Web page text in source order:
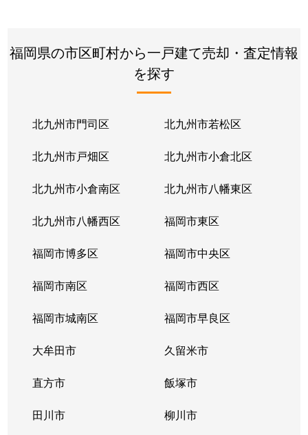
福岡県の市区町村から一戸建て売却・査定情報
を探す
北九州市門司区 北九州市若松区
北九州市戸畑区 北九州市小倉北区
北九州市小倉南区 北九州市八幡東区
北九州市八幡西区 福岡市東区
福岡市博多区 福岡市中央区
福岡市南区 福岡市西区
福岡市城南区 福岡市早良区
大牟田市 久留米市
直方市 飯塚市
田川市 柳川市